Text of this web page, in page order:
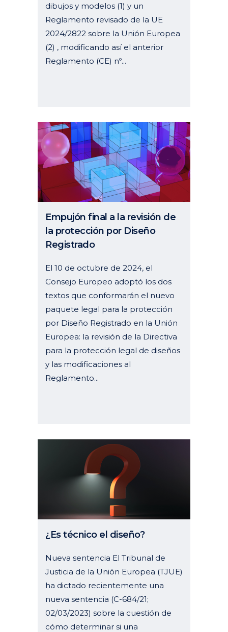
dibujos y modelos (1) y un
Reglamento revisado de la UE
2024/2822 sobre la Unión Europea
(2) , modificando así el anterior
Reglamento (CE) nº...
Empujón final a la revisión de
la protección por Diseño
Registrado
El 10 de octubre de 2024, el
Consejo Europeo adoptó los dos
textos que conformarán el nuevo
paquete legal para la protección
por Diseño Registrado en la Unión
Europea: la revisión de la Directiva
para la protección legal de diseños
y las modificaciones al
Reglamento...
¿Es técnico el diseño?
Nueva sentencia El Tribunal de
Justicia de la Unión Europea (TJUE)
ha dictado recientemente una
nueva sentencia (C-684/21;
02/03/2023) sobre la cuestión de
cómo determinar si una